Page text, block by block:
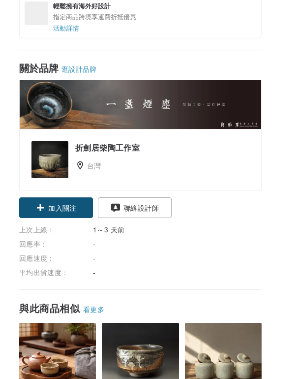
輕鬆擁有海外好設計
指定商品跨境享運費折抵優惠
活動詳情
關於品牌 逛設計品牌
折劍居柴陶工作室
台灣
加入關注 聯絡設計師
上次上線：
1～3 天前
回應率：
-
回應速度：
-
平均出貨速度：
-
與此商品相似 看更多